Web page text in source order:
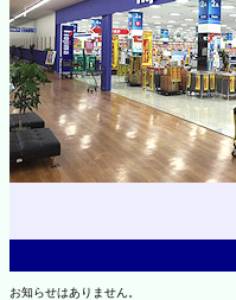
お知らせはありません。